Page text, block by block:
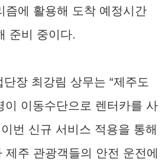
즘에 활용해 도착 예정시간
준비 중이다.
장 최강림 상무는 “제주도
이 이동수단으로 렌터카를 사
번 신규 서비스 적용을 통해
주 관광객들의 안전 운전에